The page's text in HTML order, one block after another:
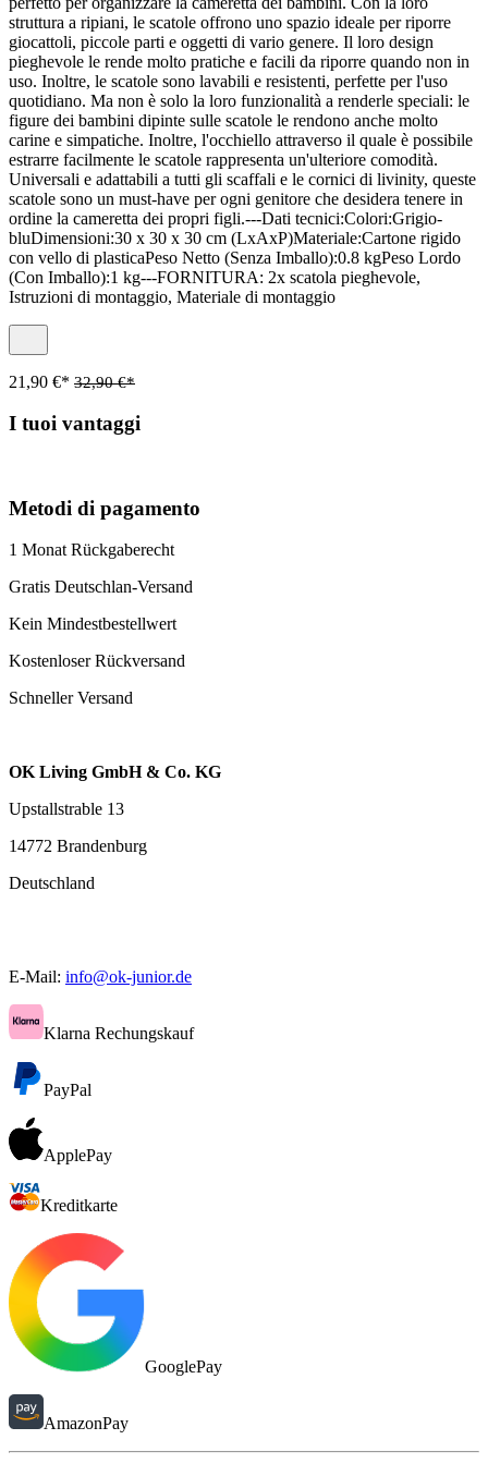
struttura a ripiani, le scatole offrono uno spazio ideale per riporre
giocattoli, piccole parti e oggetti di vario genere. Il loro design
pieghevole le rende molto pratiche e facili da riporre quando non in
uso. Inoltre, le scatole sono lavabili e resistenti, perfette per l'uso
quotidiano. Ma non è solo la loro funzionalità a renderle speciali: le
figure dei bambini dipinte sulle scatole le rendono anche molto
carine e simpatiche. Inoltre, l'occhiello attraverso il quale è possibile
estrarre facilmente le scatole rappresenta un'ulteriore comodità.
Universali e adattabili a tutti gli scaffali e le cornici di livinity, queste
scatole sono un must-have per ogni genitore che desidera tenere in
ordine la cameretta dei propri figli.---Dati tecnici:Colori:Grigio-
bluDimensioni:30 x 30 x 30 cm (LxAxP)Materiale:Cartone rigido
con vello di plasticaPeso Netto (Senza Imballo):0.8 kgPeso Lordo
(Con Imballo):1 kg---FORNITURA: 2x scatola pieghevole,
Istruzioni di montaggio, Materiale di montaggio
21,90 €* 32,90 €*
I tuoi vantaggi
Metodi di pagamento
1 Monat Rückgaberecht
Gratis Deutschlan-Versand
Kein Mindestbestellwert
Kostenloser Rückversand
Schneller Versand
OK Living GmbH & Co. KG
Upstallstrable 13
14772 Brandenburg
Deutschland
E-Mail: info@ok-junior.de
Klarna Rechungskauf
PayPal
ApplePay
Kreditkarte
GooglePay
AmazonPay